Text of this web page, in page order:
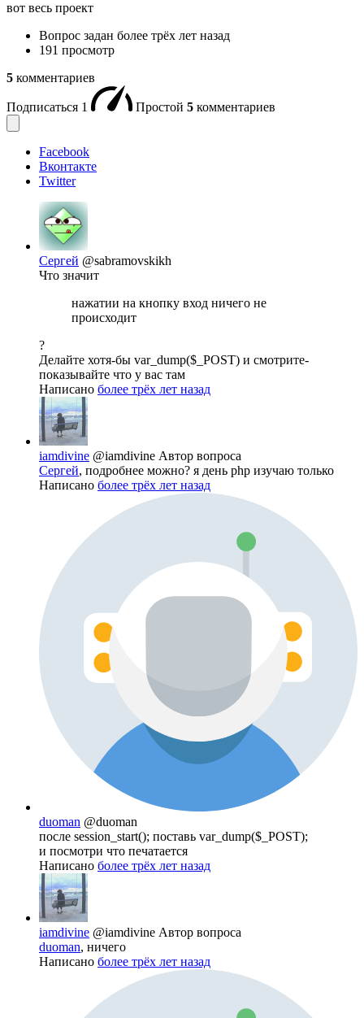
вот весь проект
Вопрос задан более трёх лет назад
191 просмотр
5 комментариев
Подписаться 1 Простой 5 комментариев
Facebook
Вконтакте
Twitter
Сергей @sabramovskikh
Что значит
нажатии на кнопку вход ничего не
происходит
?
Делайте хотя-бы var_dump($_POST) и смотрите-
показывайте что у вас там
Написано более трёх лет назад
iamdivine @iamdivine Автор вопроса
Сергей, подробнее можно? я день php изучаю только
Написано более трёх лет назад
duoman @duoman
после session_start(); поставь var_dump($_POST);
и посмотри что печатается
Написано более трёх лет назад
iamdivine @iamdivine Автор вопроса
duoman, ничего
Написано более трёх лет назад